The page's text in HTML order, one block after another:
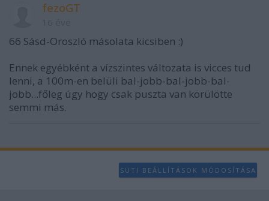
fezoGT
66 Sásd-Oroszló másolata kicsiben :)
Ennek egyébként a vízszintes változata is vicces tud
lenni, a 100m-en belüli bal-jobb-bal-jobb-bal-
jobb...főleg úgy hogy csak puszta van körülötte
semmi más.
SÜTI BEÁLLÍTÁSOK MÓDOSÍTÁSA